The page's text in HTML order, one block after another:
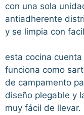
con una sola
antiadherente
y se limpia con
esta cocina
funciona como
de campamento
diseño plegable y
muy fácil de llevar.